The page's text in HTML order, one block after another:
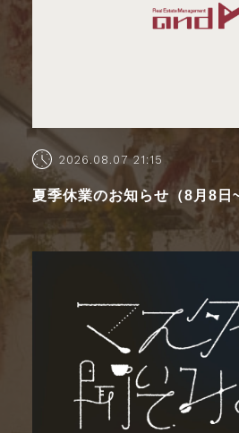
2026.08.07 21:15
夏季休業のお知らせ（8月8日